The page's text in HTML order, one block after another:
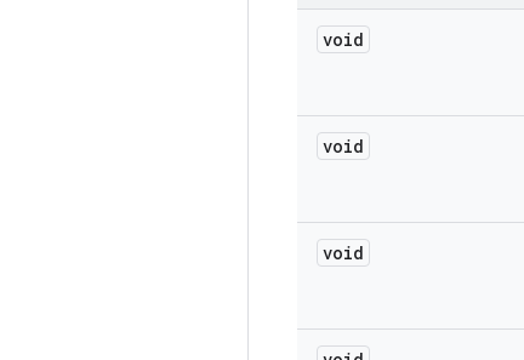
void
void
void